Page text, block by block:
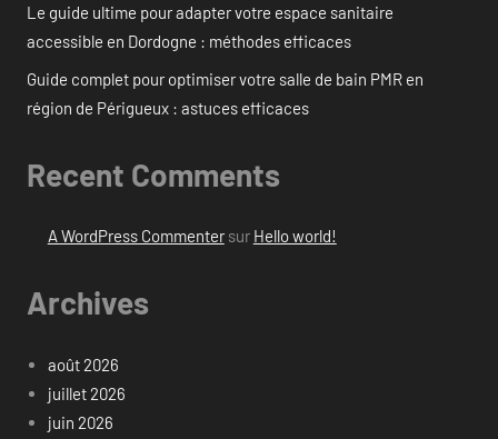
Le guide ultime pour adapter votre espace sanitaire
accessible en Dordogne : méthodes efficaces
Guide complet pour optimiser votre salle de bain PMR en
région de Périgueux : astuces efficaces
Recent Comments
A WordPress Commentersur Hello world!
Archives
août 2026
juillet 2026
juin 2026